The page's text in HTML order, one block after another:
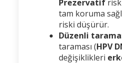
Prezervatif
tam koruma
riski düşürür.
Düzenli
taraması (HPV
değişiklikleri